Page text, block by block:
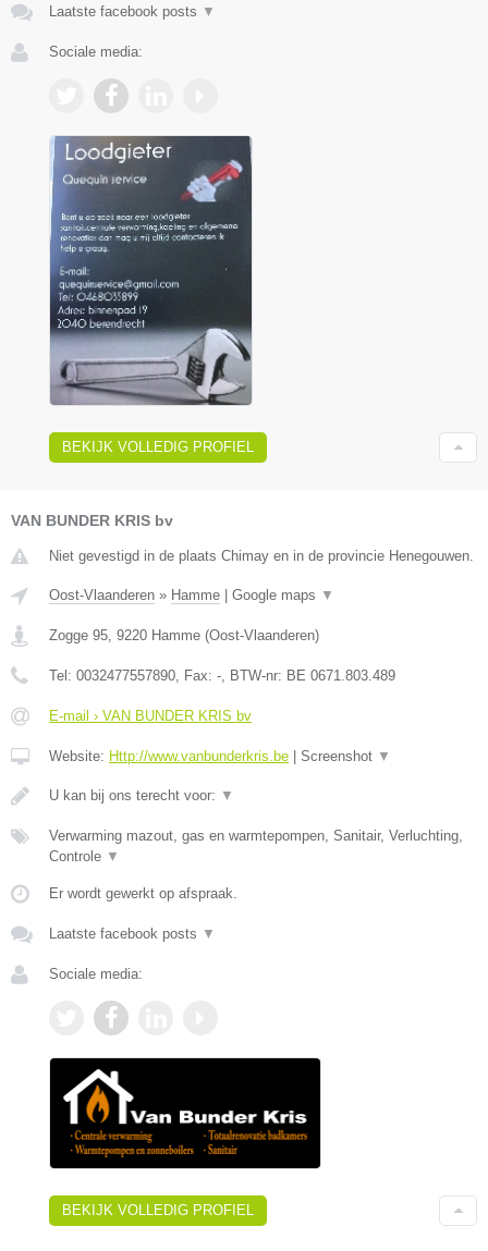
Laatste facebook posts ▼
Sociale media:
BEKIJK VOLLEDIG PROFIEL
VAN BUNDER KRIS bv
Niet gevestigd in de plaats Chimay en in de provincie Henegouwen.
Oost-Vlaanderen » Hamme Google maps ▼
Zogge 95, 9220 Hamme (Oost-Vlaanderen)
Tel: 0032477557890, Fax: -, BTW-nr: BE 0671.803.489
E-mail › VAN BUNDER KRIS bv
Website: Http://www.vanbunderkris.be Screenshot ▼
U kan bij ons terecht voor: ▼
Verwarming mazout, gas en warmtepompen, Sanitair, Verluchting,
Controle ▼
Er wordt gewerkt op afspraak.
Laatste facebook posts ▼
Sociale media:
BEKIJK VOLLEDIG PROFIEL